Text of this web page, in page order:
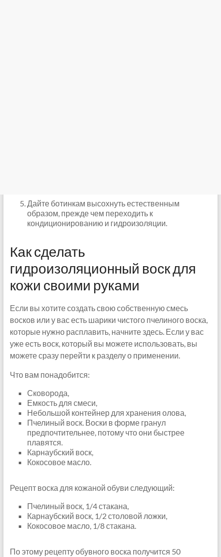
Дайте ботинкам высохнуть естественным
образом, прежде чем переходить к
кондиционированию и гидроизоляции.
Как сделать
гидроизоляционный воск для
кожи своими руками
Если вы хотите создать свою собственную смесь
восков или у вас есть шарики чистого пчелиного воска,
которые нужно расплавить, начните здесь. Если у вас
уже есть воск, который вы можете использовать, вы
можете сразу перейти к разделу о применении.
Что вам понадобится:
Сковорода,
Емкость для смеси,
Небольшой контейнер для хранения олова,
Пчелиный воск. Воски в форме гранул
предпочтительнее, потому что они быстрее
плавятся.
Карнаубский воск,
Кокосовое масло.
Рецепт воска для кожаной обуви следующий:
Пчелиный воск, 1/4 стакана,
Карнаубский воск, 1/2 столовой ложки,
Кокосовое масло, 1/8 стакана.
По этому рецепту обувного воска получится 50